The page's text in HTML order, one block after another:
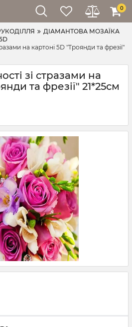
0
ДІАМАНТОВА МОЗАЇКА
на картоні 5D "Троянди та фрезії"
зі стразами на
та фрезії" 21*25см